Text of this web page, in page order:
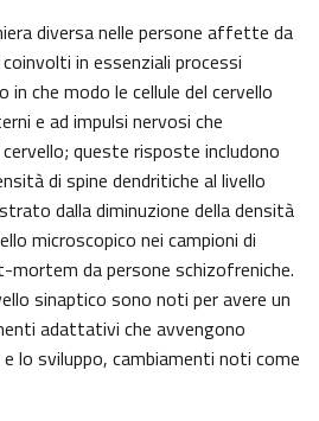
diversa nelle persone affette da
in essenziali processi
in che modo le cellule del cervello
e ad impulsi nervosi che
queste risposte includono
di spine dendritiche al livello
dalla diminuzione della densità
microscopico nei campioni di
da persone schizofreniche.
sinaptico sono noti per avere un
adattativi che avvengono
lo sviluppo, cambiamenti noti come